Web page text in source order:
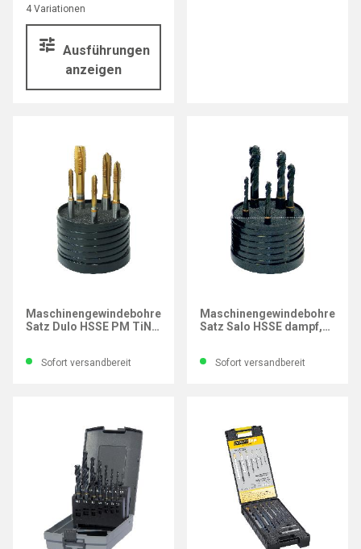
4 Variationen
Ausführungen
anzeigen
Maschinengewindebohrer-
Satz Dulo HSSE PM TiN,
Sofort versandbereit
Maschinengewindebohrer-
Satz Salo HSSE dampf,
Sofort versandbereit